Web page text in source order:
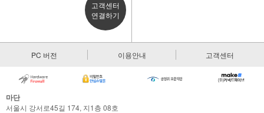
고객센터
연결하기
PC 버전 이용안내 고객센터
마단
서울시 강서로45길 174, 지1층 08호